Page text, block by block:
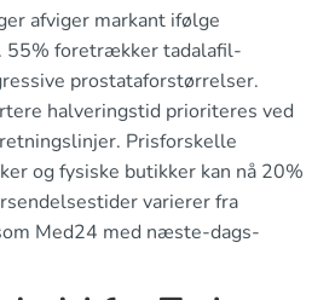
afviger markant ifølge
55% foretrækker tadalafil-
prostataforstørrelser.
halveringstid prioriteres ved
Prisforskelle
og fysiske butikker kan nå 20%
varierer fra
Med24 med næste-dags-